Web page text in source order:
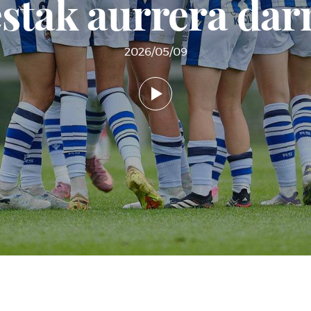
aurrera
2026/05/09